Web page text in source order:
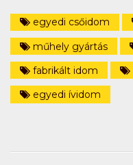
egyedi csőidom
műhely gyártás
fabrikált idom
egyedi ívidom